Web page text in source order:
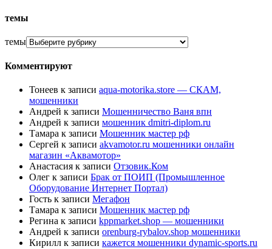
темы
темы
Комментируют
Тонеев к записи aqua-motorika.store — СКАМ,
мошенники
Андрей к записи Мошенничество Ваня впн
Андрей к записи мошенник dmitri-diplom.ru
Тамара к записи Мошенник мастер рф
Сергей к записи akvamotor.ru мошенники онлайн
магазин «Аквамотор»
Анастасия к записи Отзовик.Ком
Олег к записи Брак от ПОИП (Промышленное
Оборудование Интернет Портал)
Гость к записи Мегафон
Тамара к записи Мошенник мастер рф
Регина к записи kppmarket.shop — мошенники
Андрей к записи orenburg-rybalov.shop мошенники
Кирилл к записи кажется мошенники dynamic-sports.ru